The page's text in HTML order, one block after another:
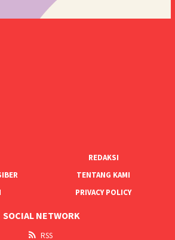
REDAKSI
TENTANG KAMI
PRIVACY POLICY
SOCIAL NETWORK
RSS